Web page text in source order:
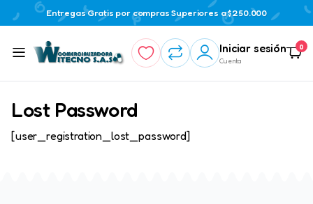
Entregas Gratis por compras Superiores a $250.000
Iniciar sesión
Cuenta
0
Lost Password
[user_registration_lost_password]